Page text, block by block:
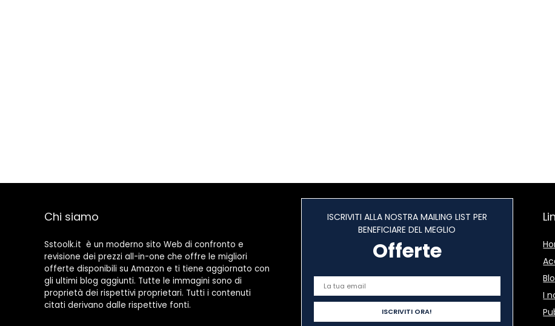
Chi siamo
Sstoolk.it è un moderno sito Web di confronto e
revisione dei prezzi all-in-one che offre le migliori
offerte disponibili su Amazon e ti tiene aggiornato con
gli ultimi blog aggiunti. Tutte le immagini sono di
proprietà dei rispettivi proprietari. Tutti i contenuti
citati derivano dalle rispettive fonti.
ISCRIVITI ALLA NOSTRA MAILING LIST PER
BENEFICIARE DEL MEGLIO
Offerte
I